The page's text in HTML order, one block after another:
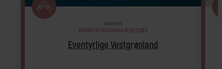
Eventyrlige Vestgrønland
GRØNLAND
RUNDREJSE MED DANSK REJSELEDER